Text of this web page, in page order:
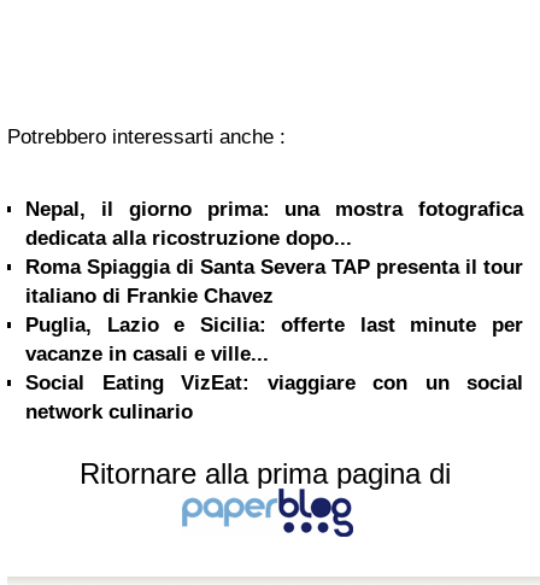
Potrebbero interessarti anche :
Nepal, il giorno prima: una mostra fotografica
dedicata alla ricostruzione dopo...
Roma Spiaggia di Santa Severa TAP presenta il tour
italiano di Frankie Chavez
Puglia, Lazio e Sicilia: offerte last minute per
vacanze in casali e ville...
Social Eating VizEat: viaggiare con un social
network culinario
Ritornare alla prima pagina di